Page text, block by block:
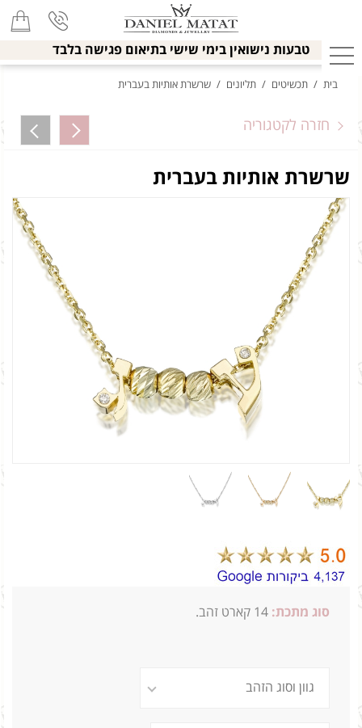
טבעות נישואין בימי שישי בתיאום פגישה בלבד
בית / תכשיטים / תליונים / שרשרת אותיות בעברית
חזרה לקטגוריה
שרשרת אותיות בעברית
סוג מתכת: 14 קארט זהב.